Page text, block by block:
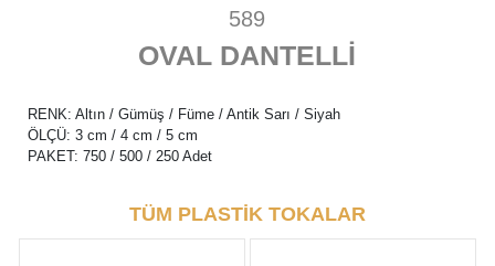
589
OVAL DANTELLİ
RENK: Altın / Gümüş / Füme / Antik Sarı / Siyah
ÖLÇÜ: 3 cm / 4 cm / 5 cm
PAKET: 750 / 500 / 250 Adet
TÜM PLASTİK TOKALAR